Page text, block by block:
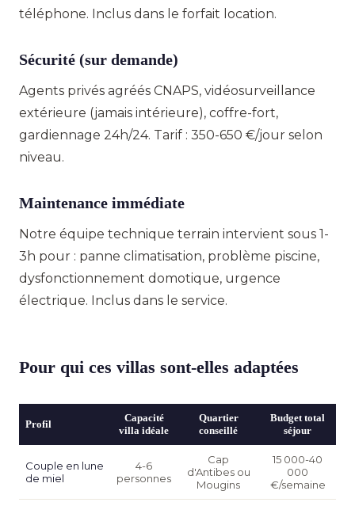
téléphone. Inclus dans le forfait location.
Sécurité (sur demande)
Agents privés agréés CNAPS, vidéosurveillance
extérieure (jamais intérieure), coffre-fort,
gardiennage 24h/24. Tarif : 350-650 €/jour selon
niveau.
Maintenance immédiate
Notre équipe technique terrain intervient sous 1-
3h pour : panne climatisation, problème piscine,
dysfonctionnement domotique, urgence
électrique. Inclus dans le service.
Pour qui ces villas sont-elles adaptées
Profil
Capacité
villa idéale
Quartier
conseillé
Budget total
séjour
Couple en lune
de miel
4-6
personnes
Cap
d'Antibes ou
Mougins
15 000-40
000
€/semaine